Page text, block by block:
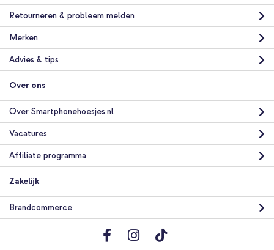
Retourneren & probleem melden
Merken
Advies & tips
Over ons
Over Smartphonehoesjes.nl
Vacatures
Affiliate programma
Zakelijk
Brandcommerce